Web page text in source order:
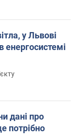
у Львові
енергосистемі
дані про
потрібно